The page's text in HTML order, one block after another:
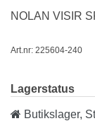
NOLAN VISIR
Art.nr: 225604-240
Lagerstatus
Butikslager,